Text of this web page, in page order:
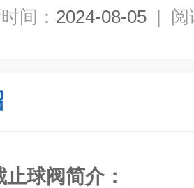
间： 2024-08-05 | 阅
止球阀简介：